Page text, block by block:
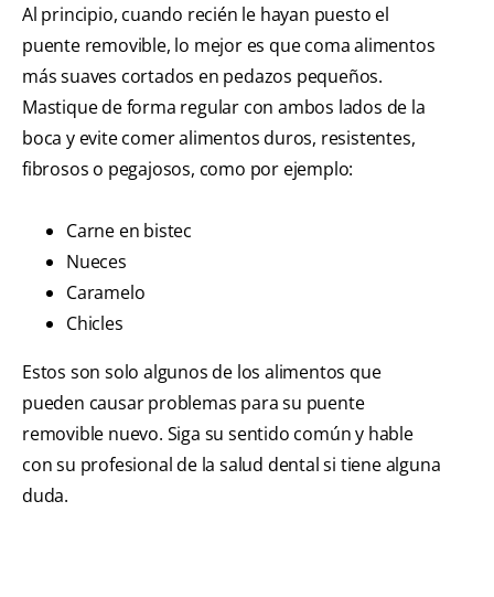
Al principio, cuando recién le hayan puesto el
puente removible, lo mejor es que coma alimentos
más suaves cortados en pedazos pequeños.
Mastique de forma regular con ambos lados de la
boca y evite comer alimentos duros, resistentes,
fibrosos o pegajosos, como por ejemplo:
Carne en bistec
Nueces
Caramelo
Chicles
Estos son solo algunos de los alimentos que
pueden causar problemas para su puente
removible nuevo. Siga su sentido común y hable
con su profesional de la salud dental si tiene alguna
duda.